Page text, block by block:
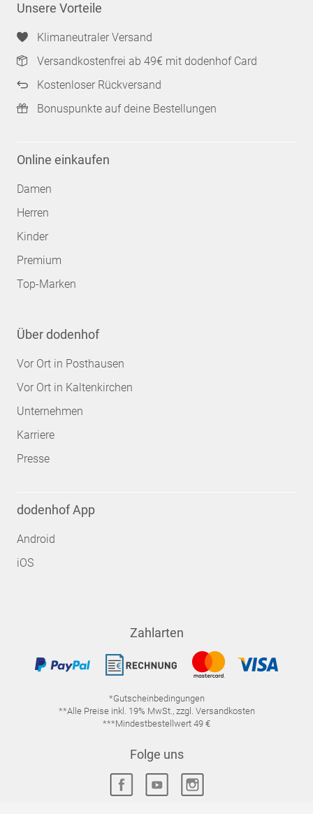
Unsere Vorteile
Klimaneutraler Versand
Versandkostenfrei ab 49€ mit dodenhof Card
Kostenloser Rückversand
Bonuspunkte auf deine Bestellungen
Online einkaufen
Damen
Herren
Kinder
Premium
Top-Marken
Über dodenhof
Vor Ort in Posthausen
Vor Ort in Kaltenkirchen
Unternehmen
Karriere
Presse
dodenhof App
Android
iOS
Zahlarten
*Gutscheinbedingungen
**Alle Preise inkl. 19% MwSt., zzgl. Versandkosten
***Mindestbestellwert 49 €
Folge uns